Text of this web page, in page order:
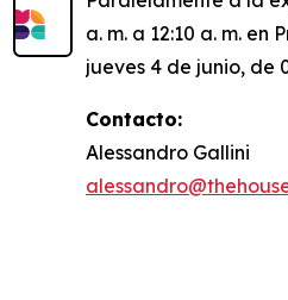
a. m. a 12:10 a. m.
jueves 4 de junio, de
Contacto:
Alessandro Gallini